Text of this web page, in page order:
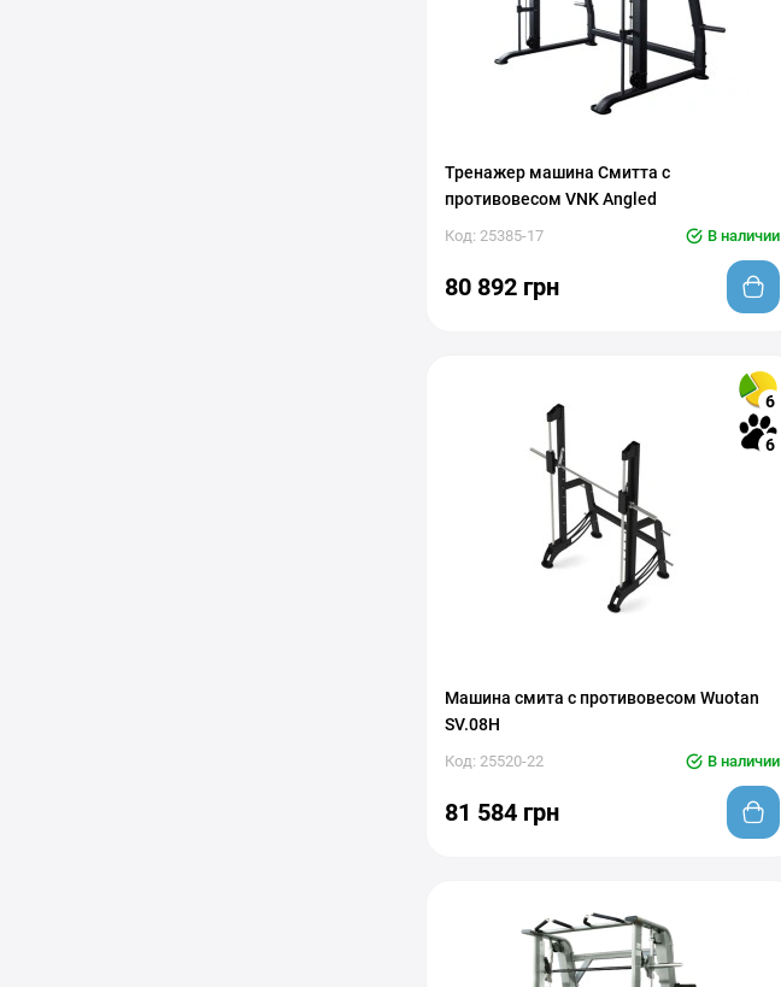
Тренажер машина Смитта с
противовесом VNK Angled
Код: 25385-17 В наличии
80 892 грн
6
6
Машина смита с противовесом Wuotan
SV.08H
Код: 25520-22 В наличии
81 584 грн